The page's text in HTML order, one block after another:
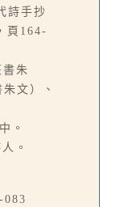
詩手抄
頁164-
朱
文）、
。
。
083